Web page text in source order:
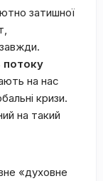
затишної
потоку
на нас
кризи.
на такий
«духовне